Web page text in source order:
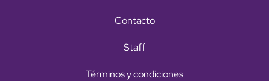
Contacto
Staff
Términos y condiciones